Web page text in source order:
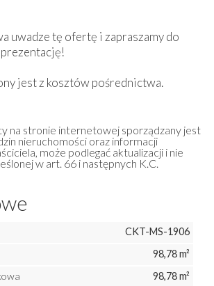
uwadze tę ofertę i zapraszamy do
jest z kosztów pośrednictwa.
na stronie internetowej sporządzany jest
nieruchomości oraz informacji
może podlegać aktualizacji i nie
w art. 66 i następnych K.C.
CKT-MS-1906
98,78 m²
98,78 m²